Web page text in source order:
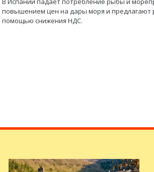
повышением цен на дары моря и предлагают
помощью снижения НДС.